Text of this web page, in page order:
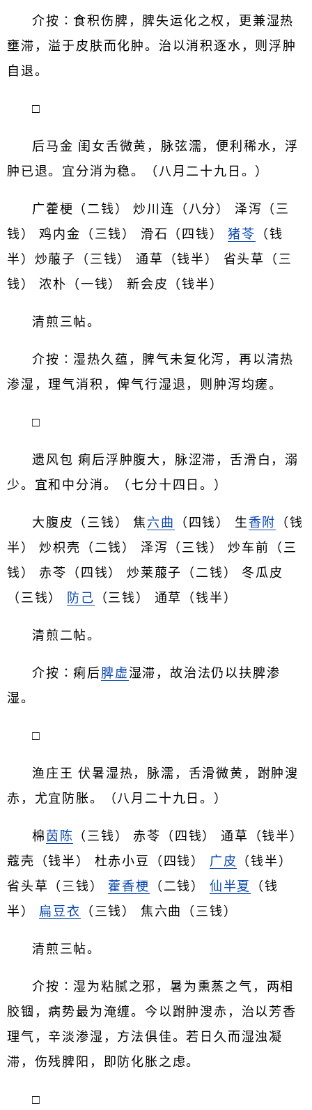
介按∶食积伤脾，脾失运化之权，更兼湿热
壅滞，溢于皮肤而化肿。治以消积逐水，则浮肿
自退。
□
后马金 闺女舌微黄，脉弦濡，便利稀水，浮
肿已退。宜分消为稳。（八月二十九日。）
广藿梗（二钱） 炒川连（八分） 泽泻（三
钱） 鸡内金（三钱） 滑石（四钱）猪苓
（钱
半）炒菔子（三钱） 通草（钱半） 省头草（三
钱） 浓朴（一钱） 新会皮（钱半）
清煎三帖。
介按∶湿热久蕴，脾气未复化泻，再以清热
渗湿，理气消积，俾气行湿退，则肿泻均瘥。
□
遗风包 痢后浮肿腹大，脉涩滞，舌滑白，溺
少。宜和中分消。（七分十四日。）
大腹皮（三钱） 焦 六曲 （四钱） 生 香附
（钱
半） 炒枳壳（二钱） 泽泻（三钱） 炒车前（三
钱） 赤苓（四钱） 炒莱菔子（二钱） 冬瓜皮
（三钱）
防己 （三钱） 通草（钱半）
清煎二帖。
介按∶痢后脾虚湿滞，故治法仍以扶脾渗
湿。
□
渔庄王 伏暑湿热，脉濡，舌滑微黄，跗肿溲
赤，尤宜防胀。（八月二十九日。）
棉 茵陈 （三钱） 赤苓（四钱） 通草（钱半）
蔻壳（钱半） 杜赤小豆（四钱） 广皮
（钱半）
省头草（三钱） 藿香梗 （二钱） 仙半夏
（钱
半） 扁豆衣 （三钱） 焦六曲（三钱）
清煎三帖。
介按∶湿为粘腻之邪，暑为熏蒸之气，两相
胶锢，病势最为淹缠。今以跗肿溲赤，治以芳香
理气，辛淡渗湿，方法俱佳。若日久而湿浊凝
滞，伤残脾阳，即防化胀之虑。
□